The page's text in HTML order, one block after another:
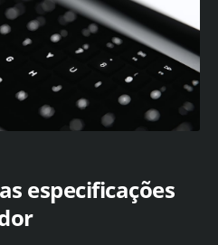
especificações